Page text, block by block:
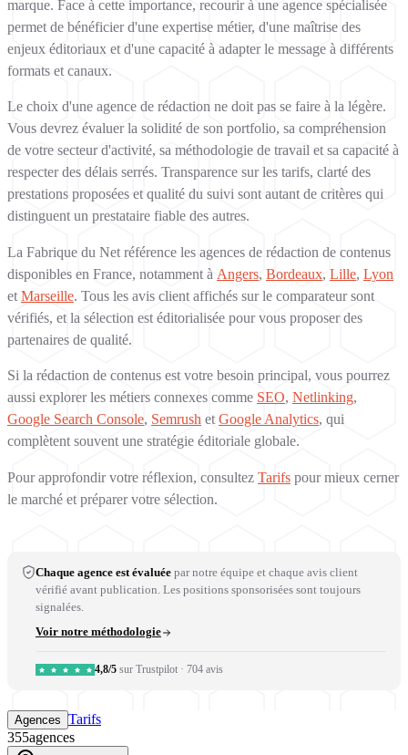
marque. Face à cette importance, recourir à une agence spécialisée
permet de bénéficier d'une expertise métier, d'une maîtrise des
enjeux éditoriaux et d'une capacité à adapter le message à différents
formats et canaux.
Le choix d'une agence de rédaction ne doit pas se faire à la légère.
Vous devrez évaluer la solidité de son portfolio, sa compréhension
de votre secteur d'activité, sa méthodologie de travail et sa capacité à
respecter des délais serrés. Transparence sur les tarifs, clarté des
prestations proposées et qualité du suivi sont autant de critères qui
distinguent un prestataire fiable des autres.
La Fabrique du Net référence les agences de rédaction de contenus
disponibles en France, notamment à Angers, Bordeaux, Lille, Lyon
et Marseille. Tous les avis client affichés sur le comparateur sont
vérifiés, et la sélection est éditorialisée pour vous proposer des
partenaires de qualité.
Si la rédaction de contenus est votre besoin principal, vous pourrez
aussi explorer les métiers connexes comme SEO, Netlinking,
Google Search Console, Semrush et Google Analytics, qui
complètent souvent une stratégie éditoriale globale.
Pour approfondir votre réflexion, consultez Tarifs pour mieux cerner
le marché et préparer votre sélection.
Chaque agence est évaluée par notre équipe et chaque avis client
vérifié avant publication. Les positions sponsorisées sont toujours
signalées.
Voir notre méthodologie
4,8/5 sur Trustpilot · 704 avis
Agences Tarifs
355agences